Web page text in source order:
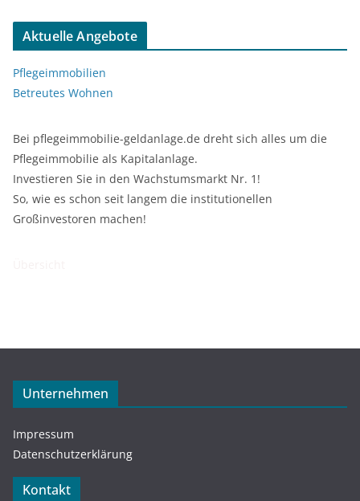
Aktuelle Angebote
Pflegeimmobilien
Betreutes Wohnen
Bei pflegeimmobilie-geldanlage.de dreht sich alles um die
Pflegeimmobilie als Kapitalanlage.
Investieren Sie in den Wachstumsmarkt Nr. 1!
So, wie es schon seit langem die institutionellen
Großinvestoren machen!
Unternehmen
Impressum
Datenschutzerklärung
Kontakt